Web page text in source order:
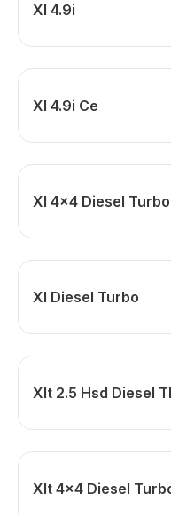
Xl 4.9i
Xl 4.9i Ce
Xl 4x4 Diesel Turbo
Xl Diesel Turbo
Xlt 2.5 Hsd Diesel
Xlt 4x4 Diesel